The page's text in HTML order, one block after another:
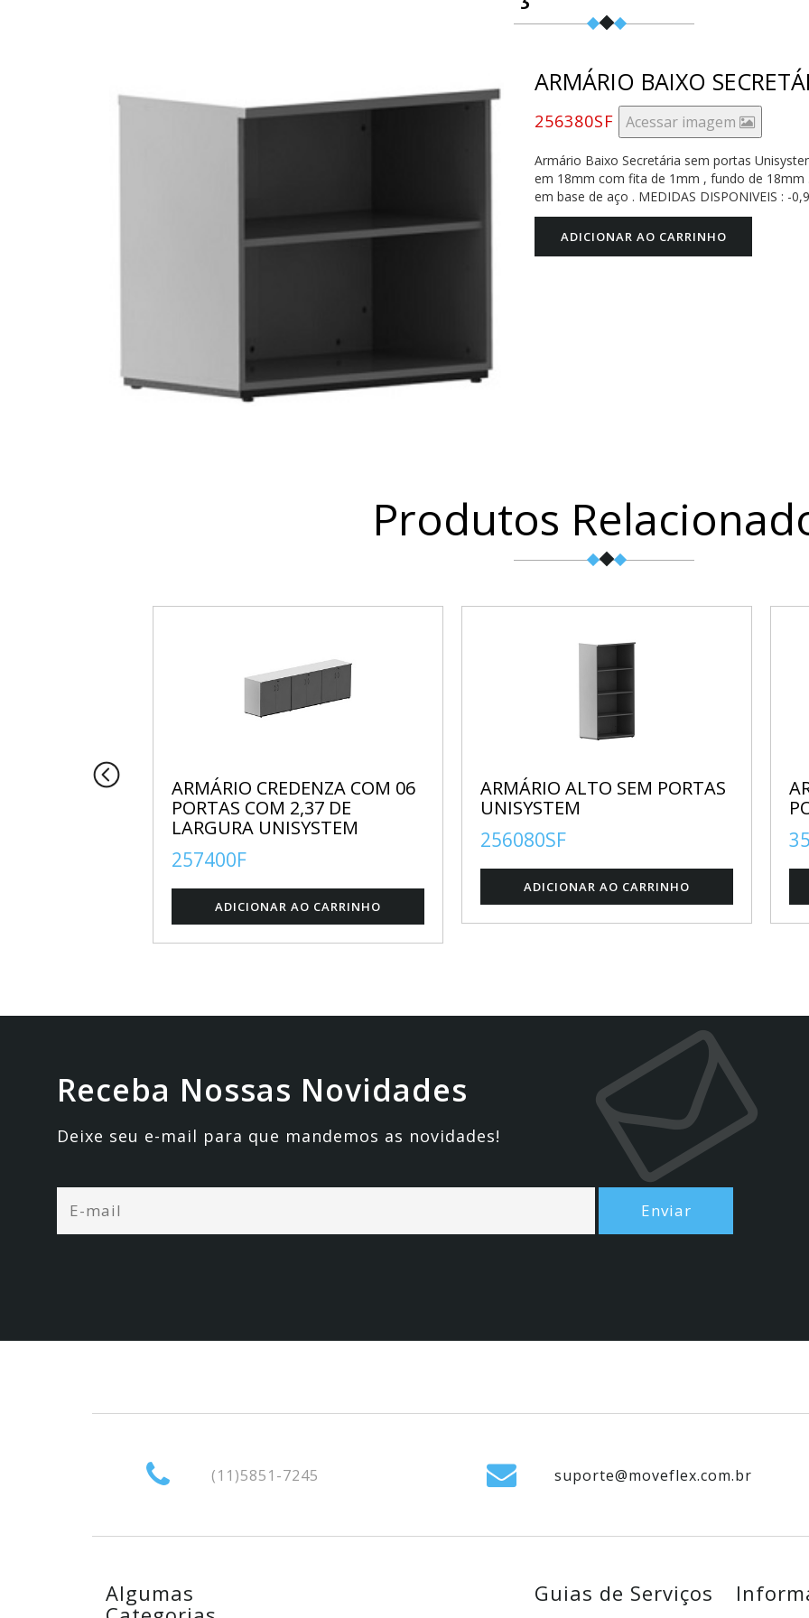
ARMÁRIO BAIXO
256380SF Acessar imagem
Armário Baixo Secretária sem portas
em 18mm com fita de 1mm , fundo de 18mm
em base de aço . MEDIDAS DISPONIVEIS : -
Produtos
ARMÁRIO CREDENZA COM 06
PORTAS COM 2,37 DE
LARGURA UNISYSTEM
257400F
ARMÁRIO ALTO SEM PORTAS
UNISYSTEM
256080SF
Receba Nossas Novidades
Deixe seu e-mail para que mandemos as novidades!
(11)5851-7245 suporte@moveflex.com.br
Algumas
Guias de Serviços